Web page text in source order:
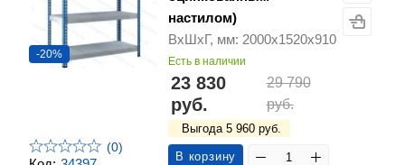
-20%
(0)
настилом)
ВхШхГ, мм: 2000х1520х910
Есть в наличии
23 830
руб.
29 790
руб.
Выгода 5 960 руб.
В корзину